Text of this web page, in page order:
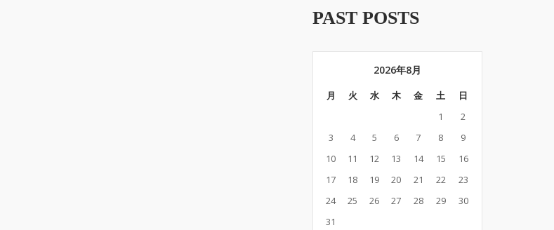
PAST POSTS
2026年8月
月 火 水 木 金 土
日
1
2
3
4 5 6 7 8
9
10
11 12 13 14 15
16
17
18 19 20 21 22
23
24
25 26 27 28 29
30
31